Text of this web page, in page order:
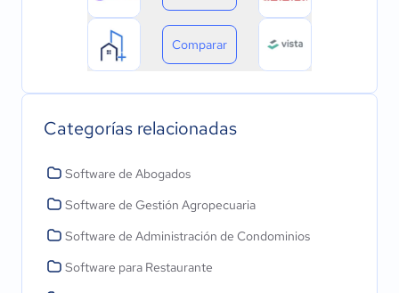
Comparar
Categorías relacionadas
Software de Abogados
Software de Gestión Agropecuaria
Software de Administración de Condominios
Software para Restaurante